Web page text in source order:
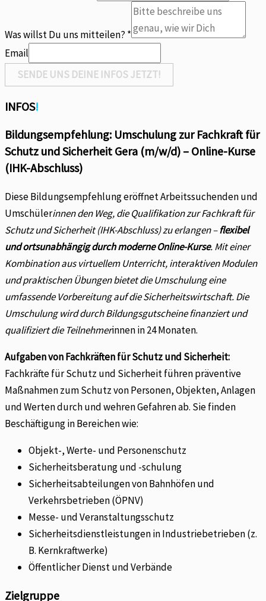
Was willst Du uns mitteilen? *
Email
SENDE UNS DEINE INFOS JETZT!
INFOS!
Bildungsempfehlung: Umschulung zur Fachkraft für
Schutz und Sicherheit Gera (m/w/d) – Online-Kurse
(IHK-Abschluss)
Diese Bildungsempfehlung eröffnet Arbeitssuchenden und
Umschülerinnen den Weg, die Qualifikation zur Fachkraft für
Schutz und Sicherheit (IHK-Abschluss) zu erlangen –flexibel
und ortsunabhängig durch moderne Online-Kurse. Mit einer
Kombination aus virtuellem Unterricht, interaktiven Modulen
und praktischen Übungen bietet die Umschulung eine
umfassende Vorbereitung auf die Sicherheitswirtschaft. Die
Umschulung wird durch Bildungsgutscheine finanziert und
qualifiziert die Teilnehmerinnen in 24 Monaten.
Aufgaben von Fachkräften für Schutz und Sicherheit:
Fachkräfte für Schutz und Sicherheit führen präventive
Maßnahmen zum Schutz von Personen, Objekten, Anlagen
und Werten durch und wehren Gefahren ab. Sie finden
Beschäftigung in Bereichen wie:
Objekt-, Werte- und Personenschutz
Sicherheitsberatung und -schulung
Sicherheitsabteilungen von Bahnhöfen und
Verkehrsbetrieben (ÖPNV)
Messe- und Veranstaltungsschutz
Sicherheitsdienstleistungen in Industriebetrieben (z.
B. Kernkraftwerke)
Öffentlicher Dienst und Verbände
Zielgruppe